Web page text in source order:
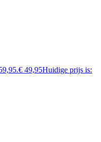
€ 49,95Huidige prijs is: